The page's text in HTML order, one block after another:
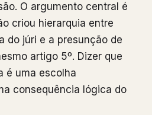
O argumento central é
criou hierarquia entre
do júri e a presunção de
artigo 5º. Dizer que
é uma escolha
consequência lógica do